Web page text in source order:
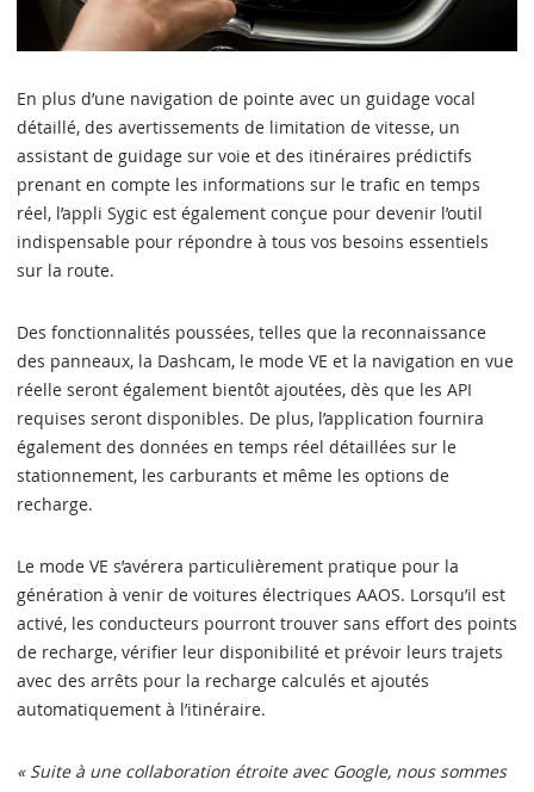
En plus d’une navigation de pointe avec un guidage vocal
détaillé, des avertissements de limitation de vitesse, un
assistant de guidage sur voie et des itinéraires prédictifs
prenant en compte les informations sur le trafic en temps
réel, l’appli Sygic est également conçue pour devenir l’outil
indispensable pour répondre à tous vos besoins essentiels
sur la route.
Des fonctionnalités poussées, telles que la reconnaissance
des panneaux, la Dashcam, le mode VE et la navigation en vue
réelle seront également bientôt ajoutées, dès que les API
requises seront disponibles. De plus, l’application fournira
également des données en temps réel détaillées sur le
stationnement, les carburants et même les options de
recharge.
Le mode VE s’avérera particulièrement pratique pour la
génération à venir de voitures électriques AAOS. Lorsqu’il est
activé, les conducteurs pourront trouver sans effort des points
de recharge, vérifier leur disponibilité et prévoir leurs trajets
avec des arrêts pour la recharge calculés et ajoutés
automatiquement à l’itinéraire.
« Suite à une collaboration étroite avec Google, nous sommes